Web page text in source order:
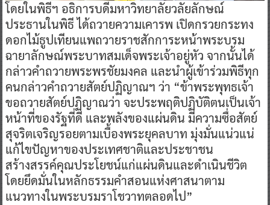
โดยในพิธีฯ อธิการบดีมหาวิทยาลัยวลัยลักษณ์
ประธานในพิธี ได้ถวายความเคารพ เปิดกรวยกระทง
ดอกไม้ธูปเทียนแพถวายราชสักการะหน้าพระบรม
ฉายาลักษณ์พระบาทสมเด็จพระเจ้าอยู่หัว จากนั้นได้
กล่าวคำถวายพระพรชัยมงคล และนำผู้เข้าร่วมพิธีทุก
คนกล่าวคำถวายสัตย์ปฏิญาณฯ ว่า “ข้าพระพุทธเจ้า
ขอถวายสัตย์ปฏิญาณว่า จะประพฤติปฏิบัติตนเป็นเจ้า
หน้าที่ของรัฐที่ดี และพลังของแผ่นดิน มีความซื่อสัตย์
สุจริตเจริญรอยตามเบื้องพระยุคลบาท มุ่งมั่นแน่วแน่
แก้ไขปัญหาของประเทศชาติและประชาชน
สร้างสรรค์คุณประโยชน์แก่แผ่นดินและดำเนินชีวิต
โดยยึดมั่นในหลักธรรมคำสอนแห่งศาสนาตาม
แนวทางในพระบรมราโชวาทตลอดไป”